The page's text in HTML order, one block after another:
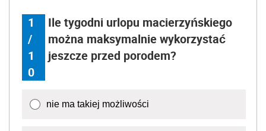
1
/
1
0
Ile tygodni urlopu macierzyńskiego
można maksymalnie wykorzystać
jeszcze przed porodem?
nie ma takiej możliwości